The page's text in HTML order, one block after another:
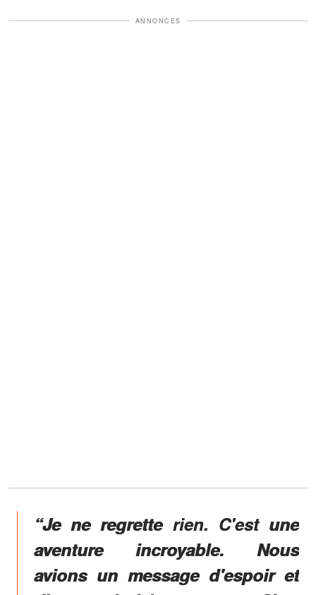
ANNONCES
“Je ne regrette rien. C'est une
aventure incroyable. Nous
avions un message d'espoir et